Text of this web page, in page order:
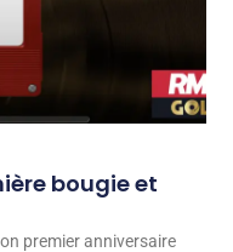
bougie et
premier anniversaire